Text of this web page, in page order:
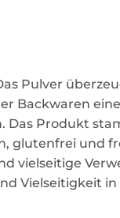
Pulver
Backwaren
Das Produkt
glutenfrei und
vielseitige
Vielseitigkeit in